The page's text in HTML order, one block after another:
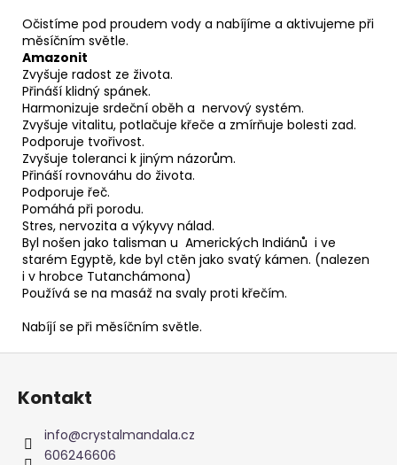
Očistíme pod proudem vody a nabíjíme a aktivujeme při
měsíčním světle.
Amazonit
Zvyšuje radost ze života.
Přináší klidný spánek.
Harmonizuje srdeční oběh a nervový systém.
Zvyšuje vitalitu, potlačuje křeče a zmírňuje bolesti zad.
Podporuje tvořivost.
Zvyšuje toleranci k jiným názorům.
Přináší rovnováhu do života.
Podporuje řeč.
Pomáhá při porodu.
Stres, nervozita a výkyvy nálad.
Byl nošen jako talisman u Amerických Indiánů i ve
starém Egyptě, kde byl ctěn jako svatý kámen. (nalezen
i v hrobce Tutanchámona)
Používá se na masáž na svaly proti křečím.
Nabíjí se při měsíčním světle.
Z
Kontakt
info@crystalmandala.cz
606246606